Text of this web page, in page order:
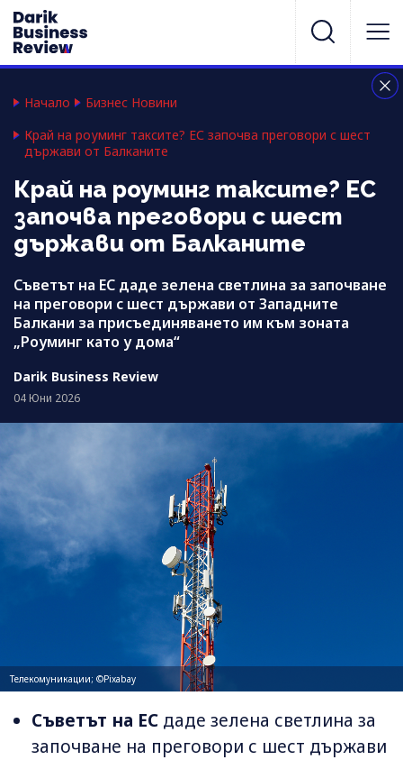
Начало
Бизнес Новини
Край на роуминг таксите? ЕС започва преговори с шест
държави от Балканите
Край на роуминг таксите? ЕС
започва преговори с шест
държави от Балканите
Съветът на ЕС даде зелена светлина за започване
на преговори с шест държави от Западните
Балкани за присъединяването им към зоната
„Роуминг като у дома“
Darik Business Review
04 Юни 2026
Телекомуникации; ©Pixabay
Съветът на ЕС даде зелена светлина за
започване на преговори с шест държави